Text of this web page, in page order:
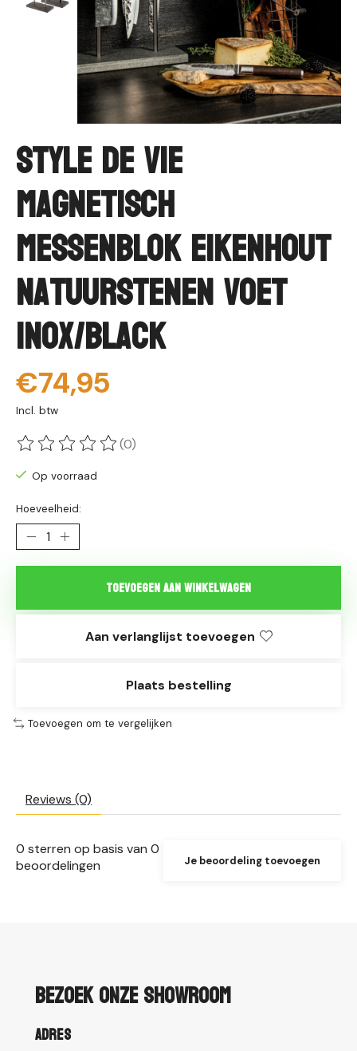
Style de Vie
Magnetisch
Messenblok EIKENHOUT
natuurstenen voet
inox/black
€74,95
Incl. btw
De beoordeling van dit product is
(0)
Op voorraad
Hoeveelheid:
Toevoegen aan winkelwagen
Aan verlanglijst toevoegen
Plaats bestelling
Toevoegen om te vergelijken
Reviews (0)
0 sterren op basis van 0
beoordelingen
Je beoordeling toevoegen
Bezoek onze showroom
Adres